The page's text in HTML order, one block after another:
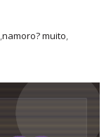
,namoro? muito,